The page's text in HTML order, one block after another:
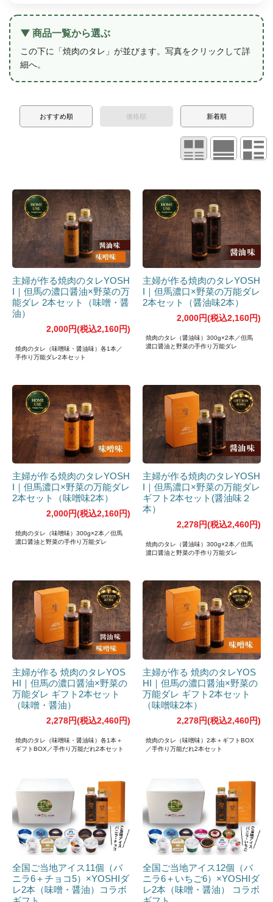
▼ 商品一覧から選ぶ
この下に「焼肉のタレ」が並びます。写真をクリックして詳
細へ。
おすすめ順 価格順 新着順
主婦が作る焼肉のタレYOSH
I｜但馬の濃口醤油×野菜の万
能ダレ 2本セット（味噌・醤
油）
2,000円(税込2,160円)
焼肉のタレ（味噌味・醤油味）各1本／
手作り万能ダレ2本セット
主婦が作る焼肉のタレYOSH
I｜但馬濃口×野菜の万能ダレ
2本セット（醤油味2本）
2,000円(税込2,160円)
焼肉のタレ（醤油味）300g×2本／但馬
濃口醤油と野菜の手作り万能ダレ
主婦が作る焼肉のタレYOSH
I｜但馬濃口×野菜の万能ダレ
2本セット（味噌味2本）
2,000円(税込2,160円)
焼肉のタレ（味噌味）300g×2本／但馬
濃口醤油と野菜の手作り万能ダレ
主婦が作る焼肉のタレYOSH
I｜但馬濃口×野菜の万能ダレ
ギフト2本セット(醤油味２
本）
2,278円(税込2,460円)
焼肉のタレ（醤油味）300g×2本／但馬
濃口醤油と野菜の手作り万能ダレ
主婦が作る 焼肉のタレYOS
HI｜但馬の濃口醤油×野菜の
万能ダレ ギフト2本セット
（味噌・醤油）
2,278円(税込2,460円)
焼肉のタレ（味噌味・醤油味）各1本＋
ギフトBOX／手作り万能だれ2本セット
主婦が作る 焼肉のタレYOS
HI｜但馬の濃口醤油×野菜の
万能ダレ ギフト2本セット
（味噌味2本）
2,278円(税込2,460円)
焼肉のタレ（味噌味）2本＋ギフトBOX
／手作り万能だれ2本セット
全国ご当地アイス11個（バ
ニラ6＋チョコ5）×YOSHIダ
レ2本（味噌・醤油）コラボ
全国ご当地アイス12個（バ
ニラ6＋いちご6）×YOSHIダ
レ2本（味噌・醤油） コラボ